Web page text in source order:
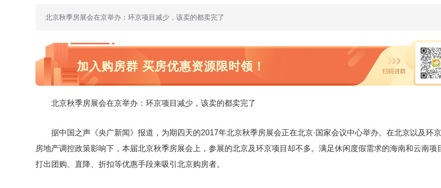
北京秋季房展会在京举办：环京项目减少，该卖的都卖完了
加入购房群 买房优惠资源限时领！
北京秋季房展会在京举办：环京项目减少，该卖的都卖完了
据中国之声《央广新闻》报道，为期四天的2017年北京秋季房展会正在北京·国家会议中心举办。在北京以及环
房地产调控政策影响下，本届北京秋季房展会上，参展的北京及环京项目却不多。满足休闲度假需求的海南和云南项
打出团购、直降、折扣等优惠手段来吸引北京购房者。